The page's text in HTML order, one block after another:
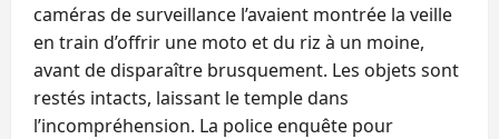
caméras de surveillance l’avaient montrée la veille
en train d’offrir une moto et du riz à un moine,
avant de disparaître brusquement. Les objets sont
restés intacts, laissant le temple dans
l’incompréhension. La police enquête pour